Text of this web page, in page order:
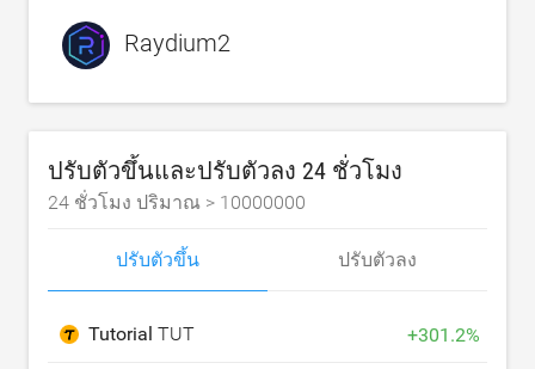
Raydium2
ปรับตัวขึ้นและปรับตัวลง 24 ชั่วโมง
24 ชั่วโมง ปริมาณ > 10000000
ปรับตัวขึ้น ปรับตัวลง
Tutorial TUT +301.2%